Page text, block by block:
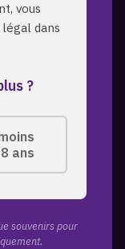
vous
dans
?
ans
souvenirs pour
pour les